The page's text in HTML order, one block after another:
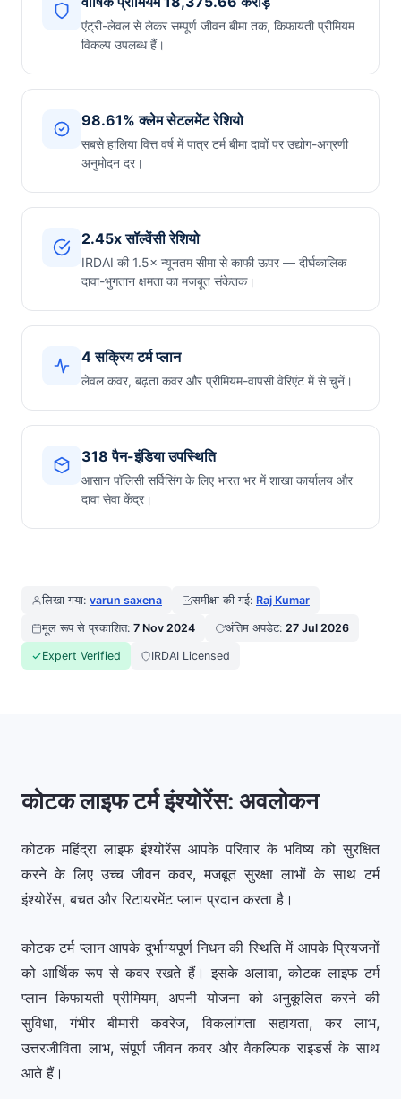
एंट्री-लेवल से लेकर सम्पूर्ण जीवन बीमा तक, किफायती प्रीमियम
विकल्प उपलब्ध हैं।
98.61% क्लेम सेटलमेंट रेशियो
सबसे हालिया वित्त वर्ष में पात्र टर्म बीमा दावों पर उद्योग-अग्रणी
अनुमोदन दर।
2.45x सॉल्वेंसी रेशियो
IRDAI की 1.5× न्यूनतम सीमा से काफी ऊपर — दीर्घकालिक
दावा-भुगतान क्षमता का मजबूत संकेतक।
4 सक्रिय टर्म प्लान
लेवल कवर, बढ़ता कवर और प्रीमियम-वापसी वेरिएंट में से चुनें।
318 पैन-इंडिया उपस्थिति
आसान पॉलिसी सर्विसिंग के लिए भारत भर में शाखा कार्यालय और
दावा सेवा केंद्र।
लिखा गया: varun saxena समीक्षा की गई: Raj Kumar
मूल रूप से प्रकाशित: 7 Nov 2024 अंतिम अपडेट: 27 Jul 2026
Expert Verified IRDAI Licensed
कोटक लाइफ टर्म इंश्योरेंस: अवलोकन
कोटक महिंद्रा लाइफ इंश्योरेंस आपके परिवार के भविष्य को सुरक्षित
करने के लिए उच्च जीवन कवर, मजबूत सुरक्षा लाभों के साथ टर्म
इंश्योरेंस, बचत और रिटायरमेंट प्लान प्रदान करता है।
कोटक टर्म प्लान आपके दुर्भाग्यपूर्ण निधन की स्थिति में आपके प्रियजनों
को आर्थिक रूप से कवर रखते हैं। इसके अलावा, कोटक लाइफ टर्म
प्लान किफायती प्रीमियम, अपनी योजना को अनुकूलित करने की
सुविधा, गंभीर बीमारी कवरेज, विकलांगता सहायता, कर लाभ,
उत्तरजीविता लाभ, संपूर्ण जीवन कवर और वैकल्पिक राइडर्स के साथ
आते हैं।